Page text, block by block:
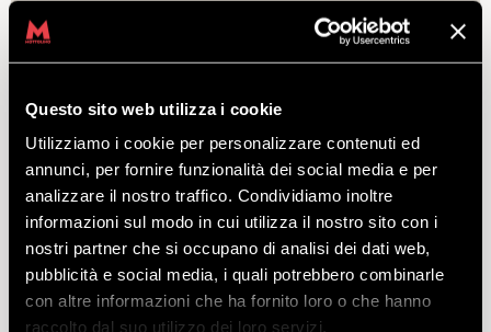
Questo sito web utilizza i cookie
Utilizziamo i cookie per personalizzare contenuti ed
annunci, per fornire funzionalità dei social media e per
analizzare il nostro traffico. Condividiamo inoltre
informazioni sul modo in cui utilizza il nostro sito con i
nostri partner che si occupano di analisi dei dati web,
pubblicità e social media, i quali potrebbero combinarle
con altre informazioni che ha fornito loro o che hanno
raccolto dal suo utilizzo dei loro servizi.
All’interno degli igloo potrai partecipare al concorso
Emporio Armani con imbottitura Thermore e anche per chi
non vince ci saranno utilissimi gadget da ritirare.
Ti aspettiamo tutti i giorni dalle ore 9:30 all’arrivo della
seggiovia Trepalle. L'ingresso agli igloo di neve EA7 è
aperto a tutti!